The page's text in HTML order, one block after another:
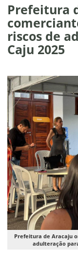
Prefeitura
riscos de
Caju 2025
Prefeitura de Aracaju
adulteração